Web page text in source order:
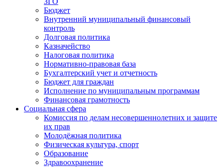
Бюджет
Внутренний муниципальный финансовый
контроль
Долговая политика
Казначейство
Налоговая политика
Нормативно-правовая база
Бухгалтерский учет и отчетность
Бюджет для граждан
Исполнение по муниципальным программам
Финансовая грамотность
Социальная сфера
Комиссия по делам несовершеннолетних и защите
их прав
Молодёжная политика
Физическая культура, спорт
Образование
Здравоохранение